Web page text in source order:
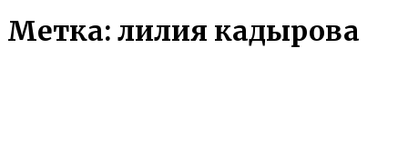
Метка: лилия кадырова